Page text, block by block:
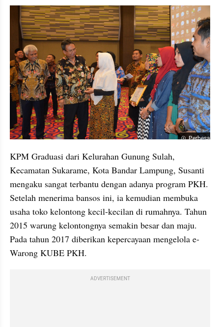
Perbesar
KPM Graduasi dari Kelurahan Gunung Sulah,
Kecamatan Sukarame, Kota Bandar Lampung, Susanti
mengaku sangat terbantu dengan adanya program PKH.
Setelah menerima bansos ini, ia kemudian membuka
usaha toko kelontong kecil-kecilan di rumahnya. Tahun
2015 warung kelontongnya semakin besar dan maju.
Pada tahun 2017 diberikan kepercayaan mengelola e-
Warong KUBE PKH.
ADVERTISEMENT